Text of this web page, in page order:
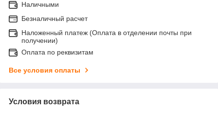
Наличными
Безналичный расчет
Наложенный платеж (Оплата в отделении почты при
получении)
Оплата по реквизитам
Все условия оплаты
Условия возврата